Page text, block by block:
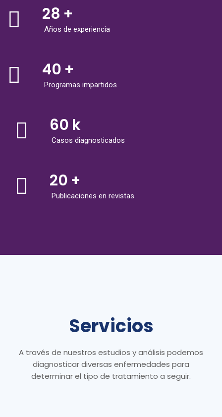
28 +
Años de experiencia
40 +
Programas impartidos
60 k
Casos diagnosticados
20 +
Publicaciones en revistas
Servicios
A través de nuestros estudios y análisis podemos
diagnosticar diversas enfermedades para
determinar el tipo de tratamiento a seguir.